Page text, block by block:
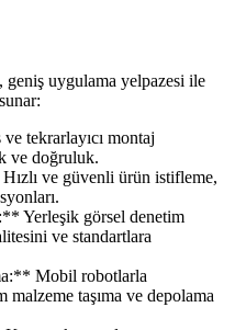
uygulama yelpazesi ile
tekrarlayıcı montaj
ve doğruluk.
ve güvenli ürün istifleme,
Yerleşik görsel denetim
ve standartlara
Mobil robotlarla
malzeme taşıma ve depolama